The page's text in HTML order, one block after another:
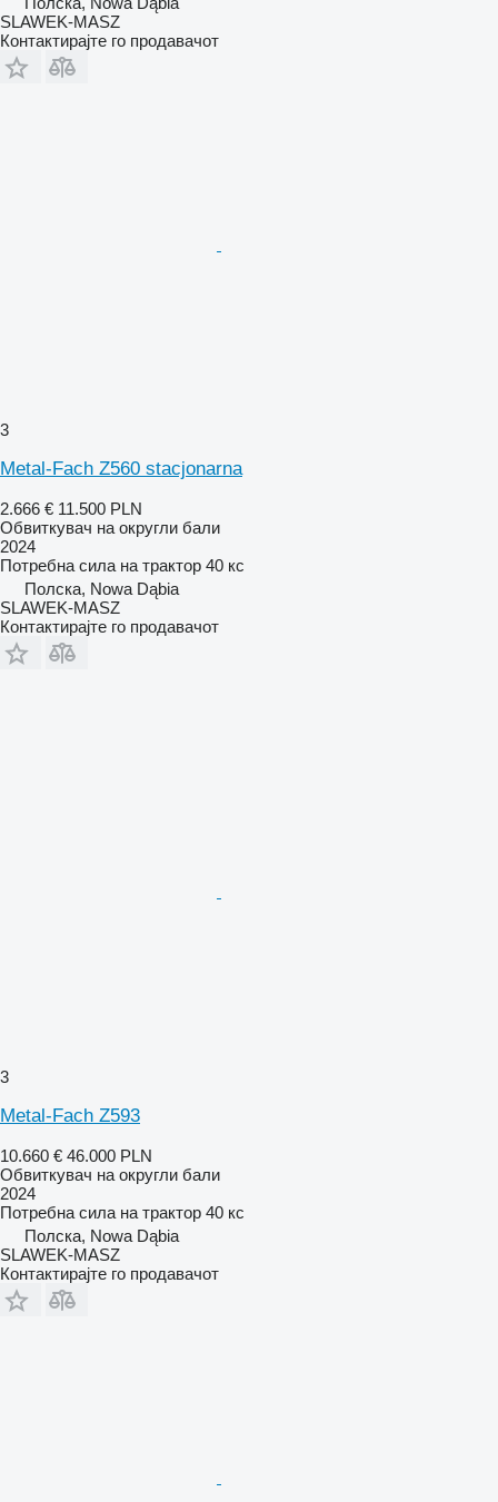
SLAWEK-MASZ
Контактирајте го продавачот
3
Metal-Fach Z560 stacjonarna
2.666 € 11.500 PLN
Обвиткувач на округли бали
2024
Потребна сила на трактор 40 кс
Полска, Nowa Dąbia
SLAWEK-MASZ
Контактирајте го продавачот
3
Metal-Fach Z593
10.660 € 46.000 PLN
Обвиткувач на округли бали
2024
Потребна сила на трактор 40 кс
Полска, Nowa Dąbia
SLAWEK-MASZ
Контактирајте го продавачот